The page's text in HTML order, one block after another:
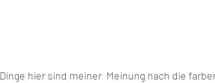
Dinge hier sind meiner  Meinung nach die